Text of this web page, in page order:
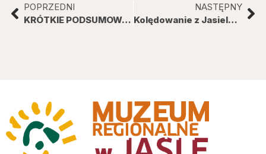
POPRZEDNI
KRÓTKIE PODSUMOWANIE 2021 ROKU
NASTĘPNY
Kolędowanie z Jasielskim Stowarzyszeniem Uniwersytetu Trzeciego Wieku